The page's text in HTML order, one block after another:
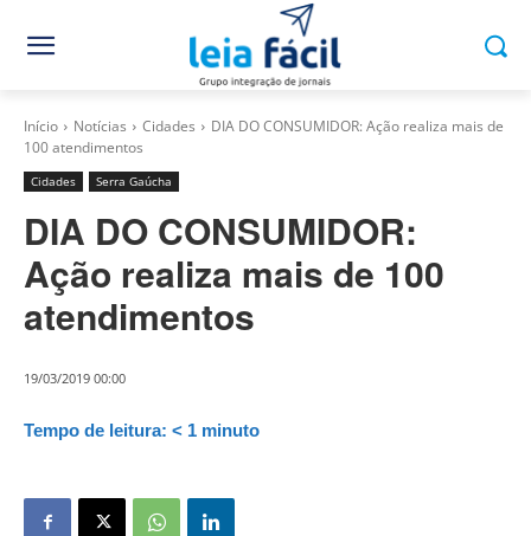
Início Notícias Cidades
DIA DO CONSUMIDOR: Ação realiza mais de
100 atendimentos
Cidades Serra Gaúcha
DIA DO CONSUMIDOR:
Ação realiza mais de 100
atendimentos
19/03/2019 00:00
Tempo de leitura: < 1 minuto